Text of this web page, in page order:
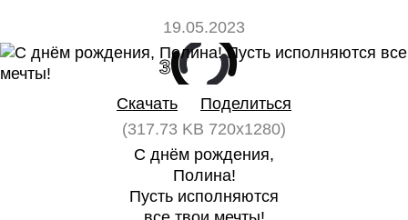
19.05.2023
3 0
Скачать
Поделиться
(317.73 KB 720x1280)
С днём рождения,
Полина!
Пусть исполняются